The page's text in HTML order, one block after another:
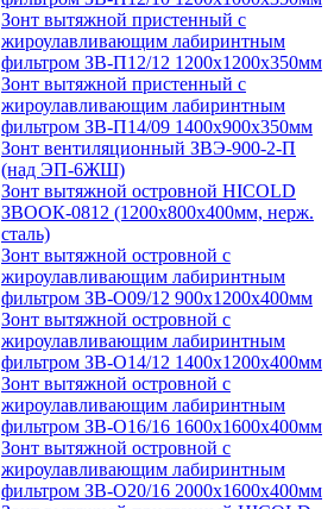
Зонт вытяжной пристенный с
жироулавливающим лабиринтным
фильтром ЗВ-П12/12 1200х1200х350мм
Зонт вытяжной пристенный с
жироулавливающим лабиринтным
фильтром ЗВ-П14/09 1400х900х350мм
Зонт вентиляционный ЗВЭ-900-2-П
(над ЭП-6ЖШ)
Зонт вытяжной островной HICOLD
ЗВООК-0812 (1200х800x400мм, нерж.
сталь)
Зонт вытяжной островной с
жироулавливающим лабиринтным
фильтром ЗВ-О09/12 900х1200х400мм
Зонт вытяжной островной с
жироулавливающим лабиринтным
фильтром ЗВ-О14/12 1400х1200х400мм
Зонт вытяжной островной с
жироулавливающим лабиринтным
фильтром ЗВ-О16/16 1600х1600х400мм
Зонт вытяжной островной с
жироулавливающим лабиринтным
фильтром ЗВ-О20/16 2000х1600х400мм